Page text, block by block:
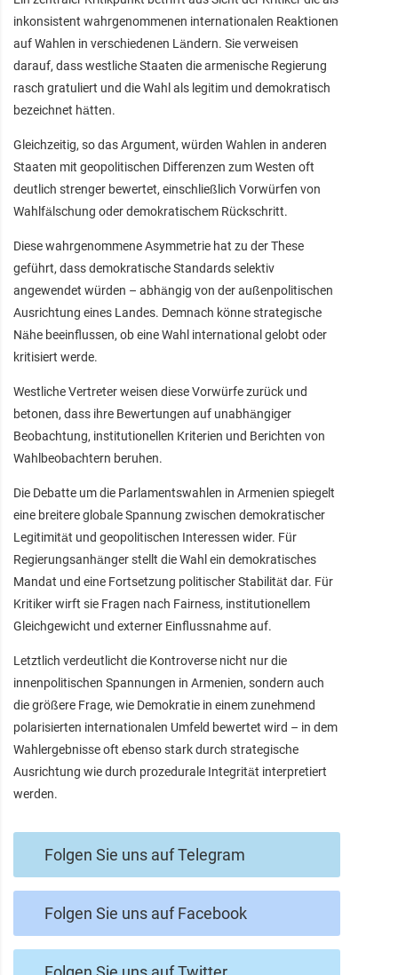
inkonsistent wahrgenommenen internationalen Reaktionen
auf Wahlen in verschiedenen Ländern. Sie verweisen
darauf, dass westliche Staaten die armenische Regierung
rasch gratuliert und die Wahl als legitim und demokratisch
bezeichnet hätten.
Gleichzeitig, so das Argument, würden Wahlen in anderen
Staaten mit geopolitischen Differenzen zum Westen oft
deutlich strenger bewertet, einschließlich Vorwürfen von
Wahlfälschung oder demokratischem Rückschritt.
Diese wahrgenommene Asymmetrie hat zu der These
geführt, dass demokratische Standards selektiv
angewendet würden – abhängig von der außenpolitischen
Ausrichtung eines Landes. Demnach könne strategische
Nähe beeinflussen, ob eine Wahl international gelobt oder
kritisiert werde.
Westliche Vertreter weisen diese Vorwürfe zurück und
betonen, dass ihre Bewertungen auf unabhängiger
Beobachtung, institutionellen Kriterien und Berichten von
Wahlbeobachtern beruhen.
Die Debatte um die Parlamentswahlen in Armenien spiegelt
eine breitere globale Spannung zwischen demokratischer
Legitimität und geopolitischen Interessen wider. Für
Regierungsanhänger stellt die Wahl ein demokratisches
Mandat und eine Fortsetzung politischer Stabilität dar. Für
Kritiker wirft sie Fragen nach Fairness, institutionellem
Gleichgewicht und externer Einflussnahme auf.
Letztlich verdeutlicht die Kontroverse nicht nur die
innenpolitischen Spannungen in Armenien, sondern auch
die größere Frage, wie Demokratie in einem zunehmend
polarisierten internationalen Umfeld bewertet wird – in dem
Wahlergebnisse oft ebenso stark durch strategische
Ausrichtung wie durch prozedurale Integrität interpretiert
werden.
Folgen Sie uns auf Telegram
Folgen Sie uns auf Facebook